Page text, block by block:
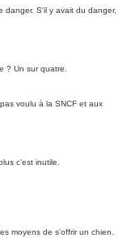
danger. S'il y avait du danger,
? Un sur quatre.
voulu à la SNCF et aux
c'est inutile.
moyens de s'offrir un chien.